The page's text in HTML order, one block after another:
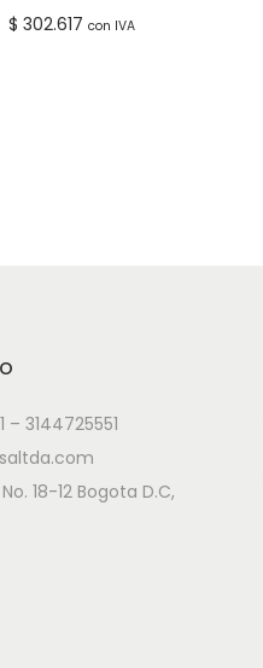
$ 302.617 con IVA
– 3144725551
18-12 Bogota D.C,